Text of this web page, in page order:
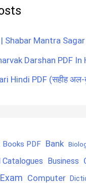
| Shabar Mantra
Darshan PDF In
Hindi PDF (सहीह अल-
Books PDF Bank
Catalogues Business
Computer